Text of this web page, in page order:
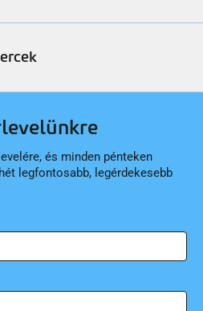
és minden pénteken
legfontosabb, legérdekesebb